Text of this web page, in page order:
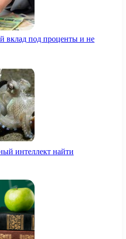
вклад под проценты и не
интеллект найти